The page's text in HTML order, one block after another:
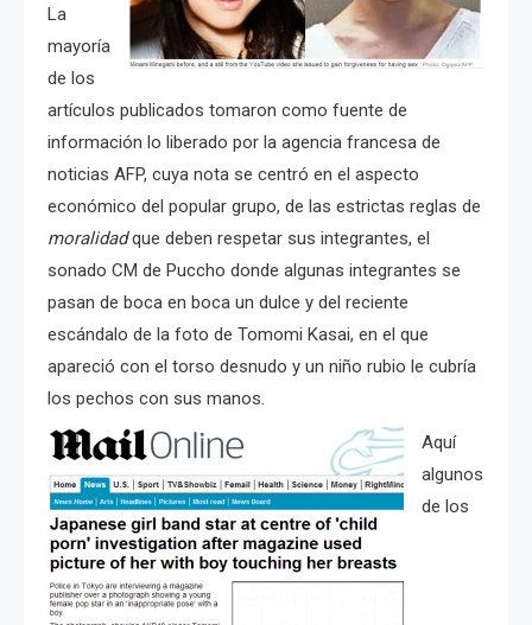
La
mayoría
de los
artículos publicados tomaron como fuente de
información lo liberado por la agencia francesa de
noticias AFP, cuya nota se centró en el aspecto
económico del popular grupo, de las estrictas reglas de
moralidadque deben respetar sus integrantes, el
sonado CM de Puccho donde algunas integrantes se
pasan de boca en boca un dulce y del reciente
escándalo de la foto de Tomomi Kasai, en el que
apareció con el torso desnudo y un niño rubio le cubría
los pechos con sus manos.
Aquí
algunos
de los